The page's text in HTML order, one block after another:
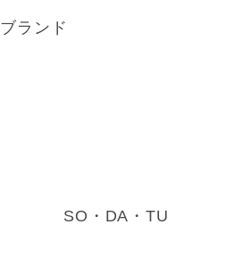
ブランド
SO・DA・TU